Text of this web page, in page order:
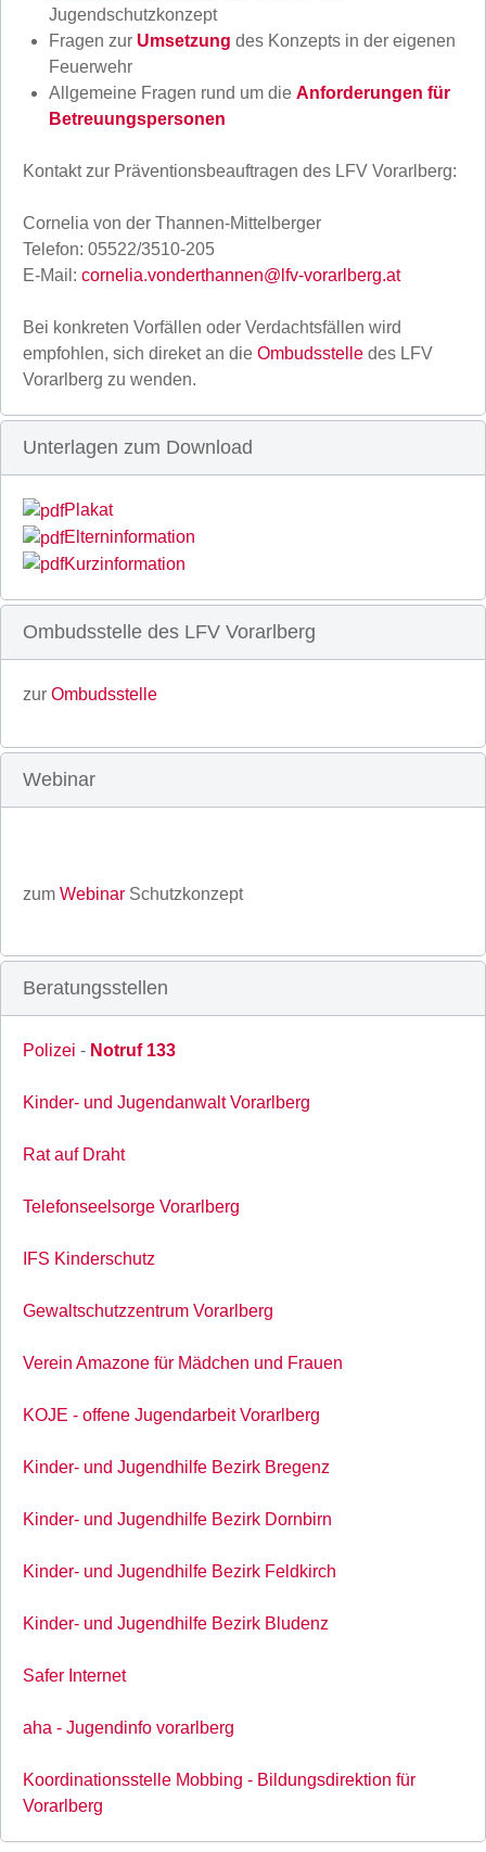
Jugendschutzkonzept
Fragen zur Umsetzung des Konzepts in der eigenen
Feuerwehr
Allgemeine Fragen rund um die Anforderungen für
Betreuungspersonen
Kontakt zur Präventionsbeauftragen des LFV Vorarlberg:
Cornelia von der Thannen-Mittelberger
Telefon: 05522/3510-205
E-Mail: cornelia.vonderthannen@lfv-vorarlberg.at
Bei konkreten Vorfällen oder Verdachtsfällen wird
empfohlen, sich direket an die Ombudsstelle des LFV
Vorarlberg zu wenden.
Unterlagen zum Download
Plakat
Elterninformation
Kurzinformation
Ombudsstelle des LFV Vorarlberg
zur Ombudsstelle
Webinar
zum Webinar Schutzkonzept
Beratungsstellen
Polizei - Notruf 133
Kinder- und Jugendanwalt Vorarlberg
Rat auf Draht
Telefonseelsorge Vorarlberg
IFS Kinderschutz
Gewaltschutzzentrum Vorarlberg
Verein Amazone für Mädchen und Frauen
KOJE - offene Jugendarbeit Vorarlberg
Kinder- und Jugendhilfe Bezirk Bregenz
Kinder- und Jugendhilfe Bezirk Dornbirn
Kinder- und Jugendhilfe Bezirk Feldkirch
Kinder- und Jugendhilfe Bezirk Bludenz
Safer Internet
aha - Jugendinfo vorarlberg
Koordinationsstelle Mobbing - Bildungsdirektion für
Vorarlberg